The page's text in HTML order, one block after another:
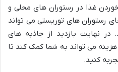
غذا در رستوران های محلی و
رستوران های توریستی می تواند
نهایت بازدید از جاذبه های
هزینه می تواند به شما کمک کند تا
کنید.